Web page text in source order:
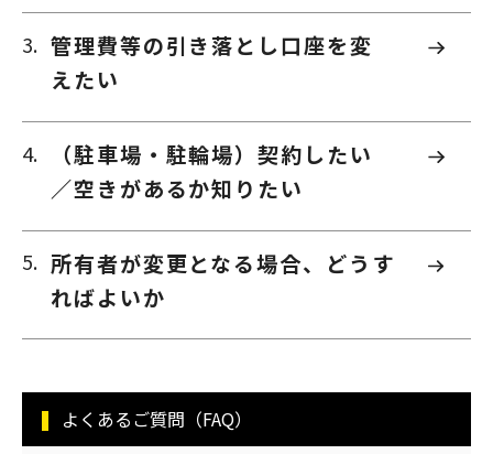
よくあるご質問（FAQ）
管理費等の引き落とし口座を変
えたい
（駐車場・駐輪場）契約したい
／空きがあるか知りたい
所有者が変更となる場合、どうす
ればよいか